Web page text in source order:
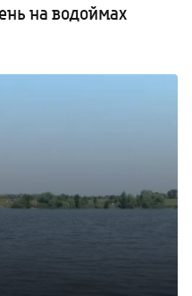
на водоймах